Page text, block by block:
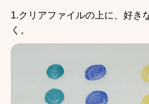
1.クリアファイルの上に、好き
く。